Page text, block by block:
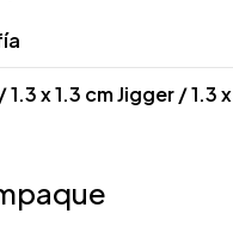
1.3 x 1.3 cm Jigger / 1.3